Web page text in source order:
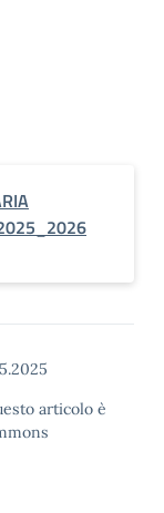
articolo è